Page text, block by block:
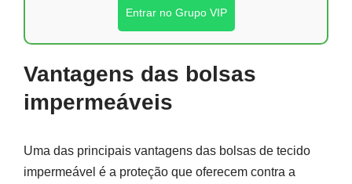
Entrar no Grupo VIP
Vantagens das bolsas
impermeáveis
Uma das principais vantagens das bolsas de tecido
impermeável é a proteção que oferecem contra a